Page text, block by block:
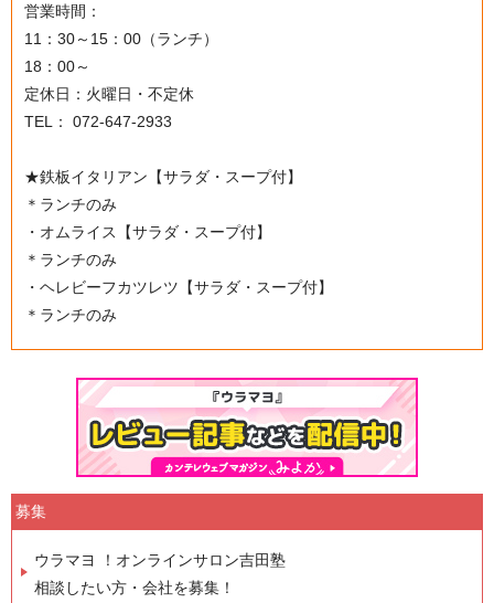
営業時間：
11：30～15：00（ランチ）
18：00～
定休日：火曜日・不定休
TEL： 072-647-2933
★鉄板イタリアン【サラダ・スープ付】
＊ランチのみ
・オムライス【サラダ・スープ付】
＊ランチのみ
・ヘレビーフカツレツ【サラダ・スープ付】
＊ランチのみ
募集
ウラマヨ ！オンラインサロン吉田塾
相談したい方・会社を募集！